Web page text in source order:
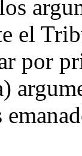
el
por